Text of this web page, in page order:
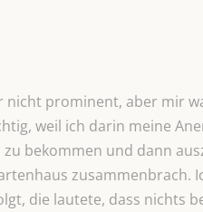
nicht prominent, aber mir
weil ich darin meine
bekommen und dann
zusammenbrach.
die lautete, dass nichts